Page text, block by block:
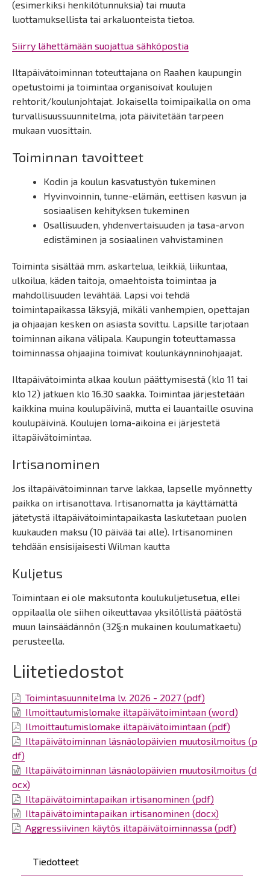
Päävalikko
Tiedotteet
(esimerkiksi henkilötunnuksia) tai muuta
luottamuksellista tai arkaluonteista tietoa.
Siirry lähettämään suojattua sähköpostia
Iltapäivätoiminnan toteuttajana on Raahen kaupungin
opetustoimi ja toimintaa organisoivat koulujen
rehtorit/koulunjohtajat. Jokaisella toimipaikalla on oma
turvallisuussuunnitelma, jota päivitetään tarpeen
mukaan vuosittain.
Toiminnan tavoitteet
Kodin ja koulun kasvatustyön tukeminen
Hyvinvoinnin, tunne-elämän, eettisen kasvun ja
sosiaalisen kehityksen tukeminen
Osallisuuden, yhdenvertaisuuden ja tasa-arvon
edistäminen ja sosiaalinen vahvistaminen
Toiminta sisältää mm. askartelua, leikkiä, liikuntaa,
ulkoilua, käden taitoja, omaehtoista toimintaa ja
mahdollisuuden levähtää. Lapsi voi tehdä
toimintapaikassa läksyjä, mikäli vanhempien, opettajan
ja ohjaajan kesken on asiasta sovittu. Lapsille tarjotaan
toiminnan aikana välipala. Kaupungin toteuttamassa
toiminnassa ohjaajina toimivat koulunkäynninohjaajat.
Iltapäivätoiminta alkaa koulun päättymisestä (klo 11 tai
klo 12) jatkuen klo 16.30 saakka. Toimintaa järjestetään
kaikkina muina koulupäivinä, mutta ei lauantaille osuvina
koulupäivinä. Koulujen loma-aikoina ei järjestetä
iltapäivätoimintaa.
Irtisanominen
Jos iltapäivätoiminnan tarve lakkaa, lapselle myönnetty
paikka on irtisanottava. Irtisanomatta ja käyttämättä
jätetystä iltapäivätoimintapaikasta laskutetaan puolen
kuukauden maksu (10 päivää tai alle). Irtisanominen
tehdään ensisijaisesti Wilman kautta
Kuljetus
Toimintaan ei ole maksutonta koulukuljetusetua, ellei
oppilaalla ole siihen oikeuttavaa yksilöllistä päätöstä
muun lainsäädännön (32§:n mukainen koulumatkaetu)
perusteella.
Liitetiedostot
Toimintasuunnitelma lv. 2026 - 2027 (pdf)
Ilmoittautumislomake iltapäivätoimintaan (word)
Ilmoittautumislomake iltapäivätoimintaan (pdf)
Iltapäivätoiminnan läsnäolopäivien muutosilmoitus (p
df)
Iltapäivätoiminnan läsnäolopäivien muutosilmoitus (d
ocx)
Iltapäivätoimintapaikan irtisanominen (pdf)
Iltapäivätoimintapaikan irtisanominen (docx)
Aggressiivinen käytös iltapäivätoiminnassa (pdf)